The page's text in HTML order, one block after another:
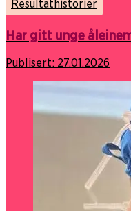
Resultathistorier
Har gitt unge
Publisert: 27.01.2026